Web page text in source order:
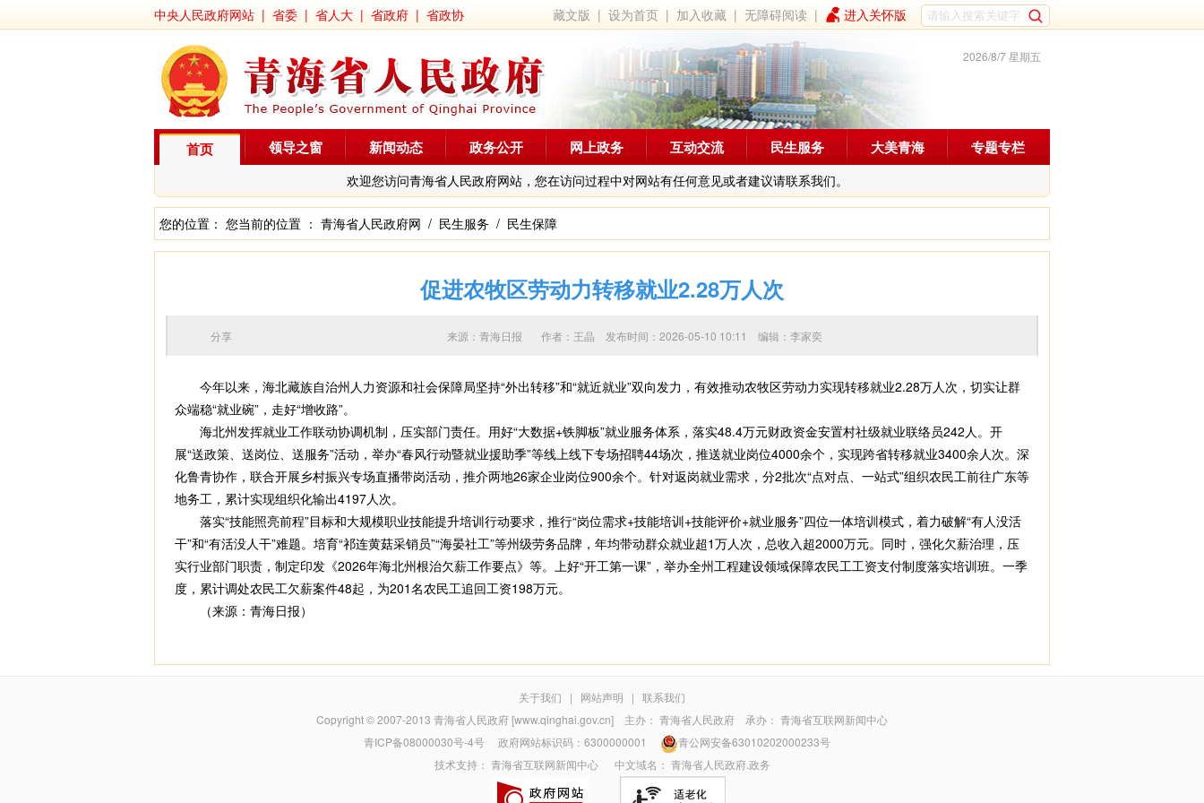
中央人民政府网站 | 省委 | 省人大 | 省政府 | 省政协 藏文版 |设为首页 | 加入收藏 |无障碍阅读 | 进入关怀版
2026/8/7 星期五
首页
欢迎您访问青海省人民政府网站，您在访问过程中对网站有任何意见或者建议请联系我们。
领导之窗 新闻动态 政务公开 网上政务 互动交流 民生服务 大美青海 专题专栏
您的位置： 您当前的位置 ： 青海省人民政府网 / 民生服务 / 民生保障
促进农牧区劳动力转移就业2.28万人次
来源：青海日报 作者： 王晶 发布时间：2026-05-10 10:11 编辑：李家奕
分享
今年以来，海北藏族自治州人力资源和社会保障局坚持“外出转移”和“就近就业”双向发力，有效推动农牧区劳动力实现转移就业2.28万人次，切实让群
众端稳“就业碗”，走好“增收路”。
海北州发挥就业工作联动协调机制，压实部门责任。用好“大数据+铁脚板”就业服务体系，落实48.4万元财政资金安置村社级就业联络员242人。开
展“送政策、送岗位、送服务”活动，举办“春风行动暨就业援助季”等线上线下专场招聘44场次，推送就业岗位4000余个，实现跨省转移就业3400余人次。深
化鲁青协作，联合开展乡村振兴专场直播带岗活动，推介两地26家企业岗位900余个。针对返岗就业需求，分2批次“点对点、一站式”组织农民工前往广东等
地务工，累计实现组织化输出4197人次。
落实“技能照亮前程”目标和大规模职业技能提升培训行动要求，推行“岗位需求+技能培训+技能评价+就业服务”四位一体培训模式，着力破解“有人没活
干”和“有活没人干”难题。培育“祁连黄菇采销员”“海晏社工”等州级劳务品牌，年均带动群众就业超1万人次，总收入超2000万元。同时，强化欠薪治理，压
实行业部门职责，制定印发《2026年海北州根治欠薪工作要点》等。上好“开工第一课”，举办全州工程建设领域保障农民工工资支付制度落实培训班。一季
度，累计调处农民工欠薪案件48起，为201名农民工追回工资198万元。
（来源：青海日报）
关于我们 | 网站声明 | 联系我们
Copyright © 2007-2013 青海省人民政府 [www.qinghai.gov.cn] 主办： 青海省人民政府 承办： 青海省互联网新闻中心
青ICP备08000030号-4号政府网站标识码：6300000001
青公网安备63010202000233号
技术支持： 青海省互联网新闻中心中文域名： 青海省人民政府.政务